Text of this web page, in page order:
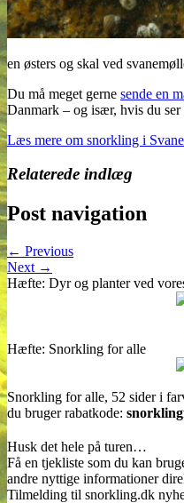
en østers og skal ved
Du må meget gerne sende en
Danmark – og især, hvis du
Læs mere om snorkling i
Relaterede indlæg
Post navigation
← Previous
Next →
Hæfte: Dyr og planter ved
Hæfte: Snorkling for alle
Snorkling for alle, 52 sider i
du bruger rabatkode:
Husk det hele på turen…
Få en tjekliste som du kan
andre nyttige informationer
Tilmelding til snorkling.dk